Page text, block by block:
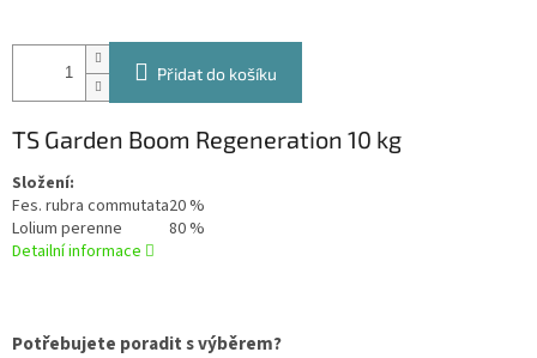
Přidat do košíku
TS Garden Boom Regeneration 10 kg
Složení:
Fes. rubra commutata20 %
Lolium perenne
80 %
Detailní informace
Potřebujete poradit s výběrem?